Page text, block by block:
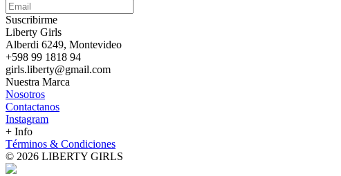
Suscribirme
Liberty Girls
Alberdi 6249, Montevideo
+598 99 1818 94
girls.liberty@gmail.com
Nuestra Marca
Nosotros
Contactanos
Instagram
+ Info
Términos & Condiciones
© 2026 LIBERTY GIRLS